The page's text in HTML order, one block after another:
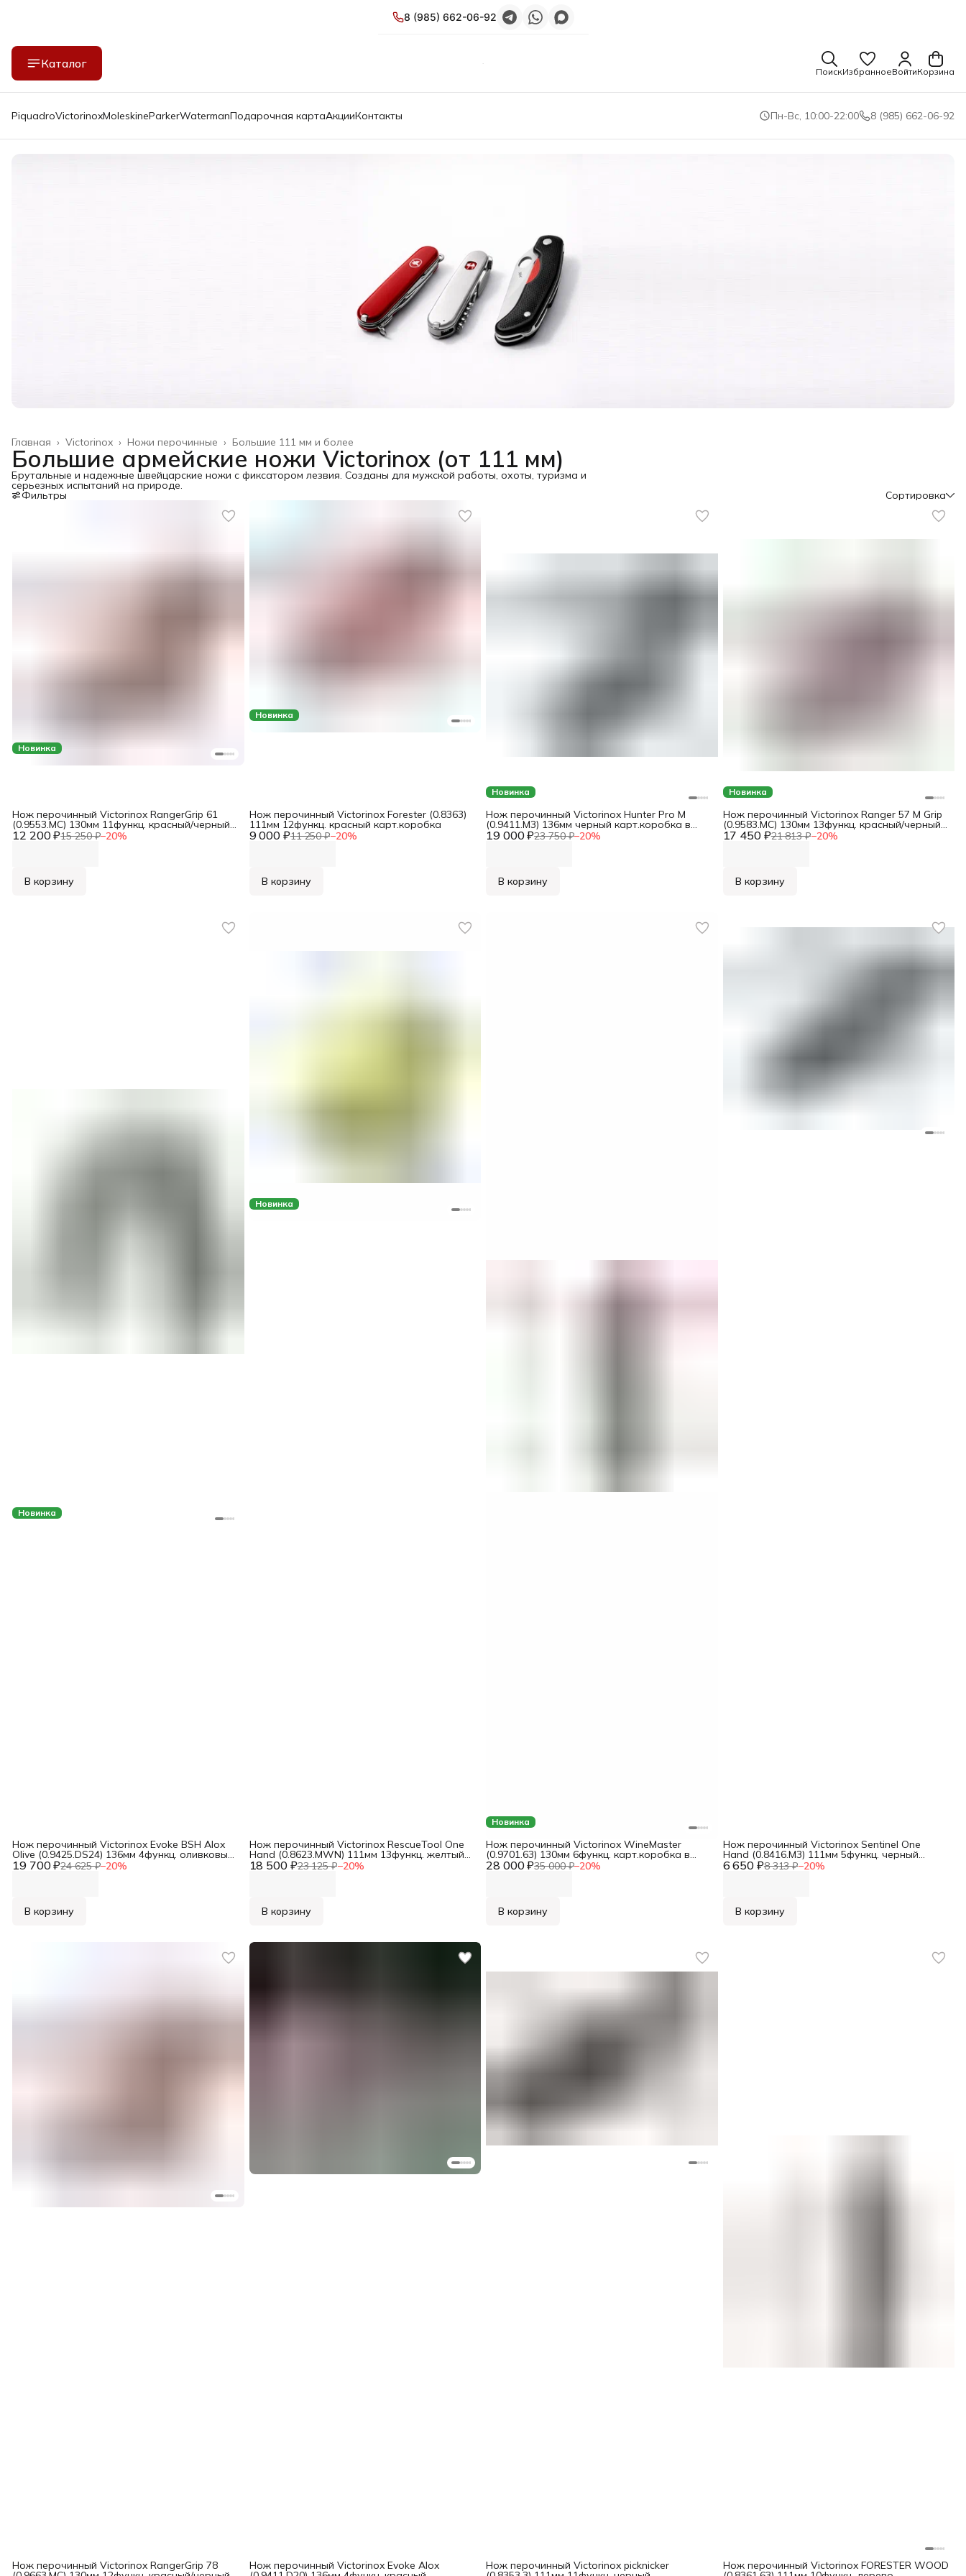
8 (985) 662-06-92
Каталог
ПоискИзбранноеВойтиКорзина
PiquadroVictorinoxMoleskineParkerWatermanПодарочная картаАкцииКонтакты Пн-Вс, 10:00-22:00 8 (985) 662-06-92
Большие 111 мм и более
Ножи перочинные ›
Victorinox ›
Главная ›
Большие армейские ножи Victorinox (от 111 мм)
Брутальные и надежные швейцарские ножи с фиксатором лезвия. Созданы для мужской работы, охоты, туризма и
серьезных испытаний на природе.
Фильтры Сортировка
Новинка
12 200 ₽15 250 ₽−20%
Нож перочинный Victorinox RangerGrip 61
(0.9553.MC) 130мм 11функц. красный/черный
карт.коробка
В корзину
Новинка
9 000 ₽11 250 ₽−20%
Нож перочинный Victorinox Forester (0.8363)
111мм 12функц. красный карт.коробка
В корзину
Новинка
19 000 ₽23 750 ₽−20%
Нож перочинный Victorinox Hunter Pro M
(0.9411.M3) 136мм черный карт.коробка в
комплекте: чехол нейл.
В корзину
Новинка
17 450 ₽21 813 ₽−20%
Нож перочинный Victorinox Ranger 57 M Grip
(0.9583.MC) 130мм 13функц. красный/черный
карт.коробка
В корзину
Новинка
19 700 ₽24 625 ₽−20%
Нож перочинный Victorinox Evoke BSH Alox
Olive (0.9425.DS24) 136мм 4функц. оливковый
подар.коробка
В корзину
Новинка
18 500 ₽23 125 ₽−20%
Нож перочинный Victorinox RescueTool One
Hand (0.8623.MWN) 111мм 13функц. желтый
карт.коробка в комплекте: чехол нейл.
В корзину
Новинка
28 000 ₽35 000 ₽−20%
Нож перочинный Victorinox WineMaster
(0.9701.63) 130мм 6функц. карт.коробка в
комплекте: чехол кож.
В корзину
6 650 ₽8 313 ₽−20%
Нож перочинный Victorinox Sentinel One
Hand (0.8416.M3) 111мм 5функц. черный
карт.коробка
В корзину
Нож перочинный Victorinox RangerGrip 78 Нож перочинный Victorinox Evoke Alox Нож перочинный Victorinox picknicker Нож перочинный Victorinox FORESTER WOOD